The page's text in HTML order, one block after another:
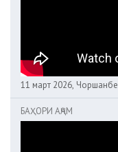
11 март 2026, Чоршанбе
БАҲОРИ АҶАМ